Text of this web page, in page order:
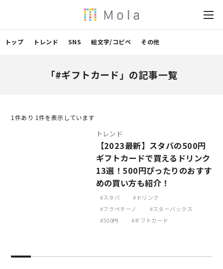
トップ トレンド SNS 絵文字/コピペ その他
「#ギフトカード」の記事一覧
1 件あり 1件を表示しています
トレンド
【2023最新】スタバの500円
ギフトカードで買えるドリンク
13選！500円ぴったりのおすす
めの買い方も紹介！
スタバ
ドリンク
フラペチーノ
スターバックス
500円
ギフトカード